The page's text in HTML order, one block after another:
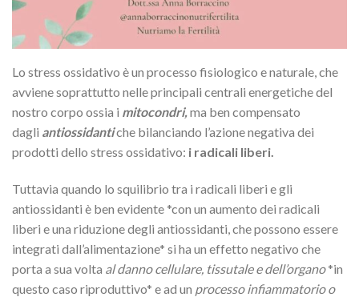
Lo stress ossidativo è un processo fisiologico e naturale, che
avviene soprattutto nelle principali centrali energetiche del
nostro corpo ossia i mitocondri,ma ben compensato
dagli antiossidantiche bilanciando l’azione negativa dei
prodotti dello stress ossidativo: i radicali liberi.
Tuttavia quando lo squilibrio tra i radicali liberi e gli
antiossidanti è ben evidente *con un aumento dei radicali
liberi e una riduzione degli antiossidanti, che possono essere
integrati dall’alimentazione* si ha un effetto negativo che
porta a sua volta al danno cellulare, tissutale e dell’organo*in
questo caso riproduttivo* e ad un processo infiammatorio o